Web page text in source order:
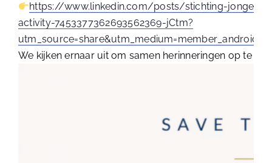
https://www.linkedin.com/posts/stichting-jonge-
activity-7453377362693562369-jCtm?
We kijken ernaar uit om samen herinneringen op te